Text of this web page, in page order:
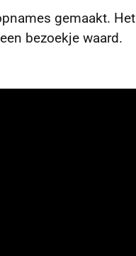
gemaakt. Het
bezoekje waard.